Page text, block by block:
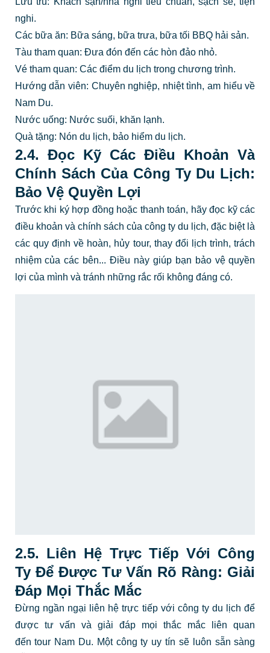
nghi.
Các bữa ăn: Bữa sáng, bữa trưa, bữa tối BBQ hải sản.
Tàu tham quan: Đưa đón đến các hòn đảo nhỏ.
Vé tham quan: Các điểm du lịch trong chương trình.
Hướng dẫn viên: Chuyên nghiệp, nhiệt tình, am hiểu về
Nam Du.
Nước uống: Nước suối, khăn lạnh.
Quà tặng: Nón du lịch, bảo hiểm du lịch.
2.4. Đọc Kỹ Các Điều Khoản Và
Chính Sách Của Công Ty Du Lịch:
Bảo Vệ Quyền Lợi
Trước khi ký hợp đồng hoặc thanh toán, hãy đọc kỹ các
điều khoản và chính sách của công ty du lịch, đặc biệt là
các quy định về hoàn, hủy tour, thay đổi lịch trình, trách
nhiệm của các bên... Điều này giúp bạn bảo vệ quyền
lợi của mình và tránh những rắc rối không đáng có.
2.5. Liên Hệ Trực Tiếp Với Công
Ty Để Được Tư Vấn Rõ Ràng: Giải
Đáp Mọi Thắc Mắc
Đừng ngần ngại liên hệ trực tiếp với công ty du lịch để
được tư vấn và giải đáp mọi thắc mắc liên quan
đến tour Nam Du. Một công ty uy tín sẽ luôn sẵn sàng